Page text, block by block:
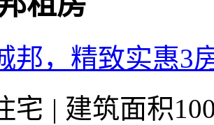
邦，精致实惠3
宅 | 建筑面积